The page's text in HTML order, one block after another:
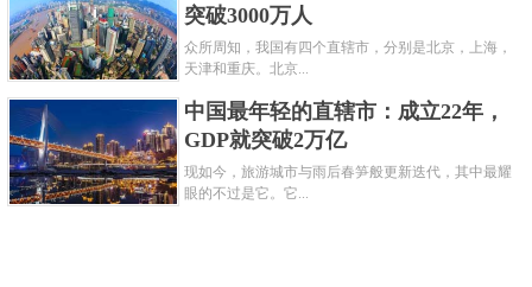
说起雅安，还有人会想起这里的大熊猫。因为雅安绿
意环绕、气候宜人，森林覆盖率达71.94%且竹林密
突破3000万人
众所周知，我国有四个直辖市，分别是北京，上海，
天津和重庆。北京...
中国最年轻的直辖市：成立22年，
GDP就突破2万亿
现如今，旅游城市与雨后春笋般更新迭代，其中最耀
眼的不过是它。它...